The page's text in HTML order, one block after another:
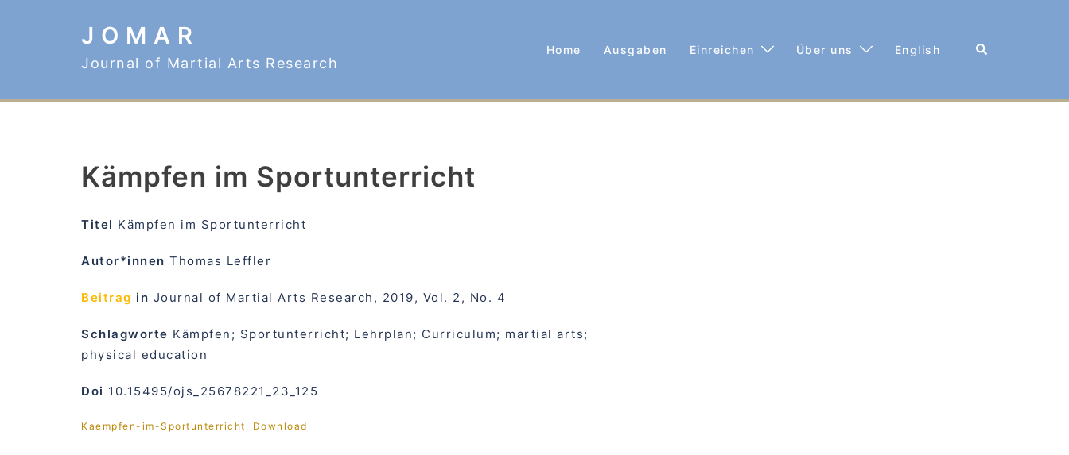
J O M A R
Journal of Martial Arts Research
Home Ausgaben Einreichen Über uns English Suche
Kämpfen im Sportunterricht
Titel Kämpfen im Sportunterricht
Autor*innen Thomas Leffler
Beitrag in Journal of Martial Arts Research, 2019, Vol. 2, No. 4
Schlagworte Kämpfen; Sportunterricht; Lehrplan; Curriculum; martial arts;
physical education
Doi 10.15495/ojs_25678221_23_125
Kaempfen-im-Sportunterricht Download